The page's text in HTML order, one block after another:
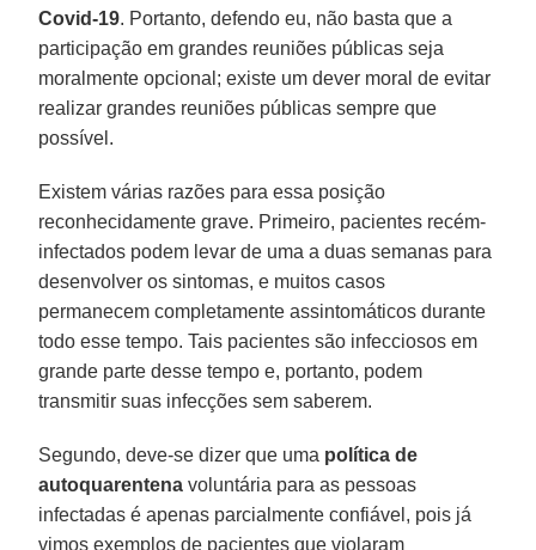
Covid-19. Portanto, defendo eu, não basta que a
participação em grandes reuniões públicas seja
moralmente opcional; existe um dever moral de evitar
realizar grandes reuniões públicas sempre que
possível.
Existem várias razões para essa posição
reconhecidamente grave. Primeiro, pacientes recém-
infectados podem levar de uma a duas semanas para
desenvolver os sintomas, e muitos casos
permanecem completamente assintomáticos durante
todo esse tempo. Tais pacientes são infecciosos em
grande parte desse tempo e, portanto, podem
transmitir suas infecções sem saberem.
Segundo, deve-se dizer que uma política de
autoquarentena voluntária para as pessoas
infectadas é apenas parcialmente confiável, pois já
vimos exemplos de pacientes que violaram